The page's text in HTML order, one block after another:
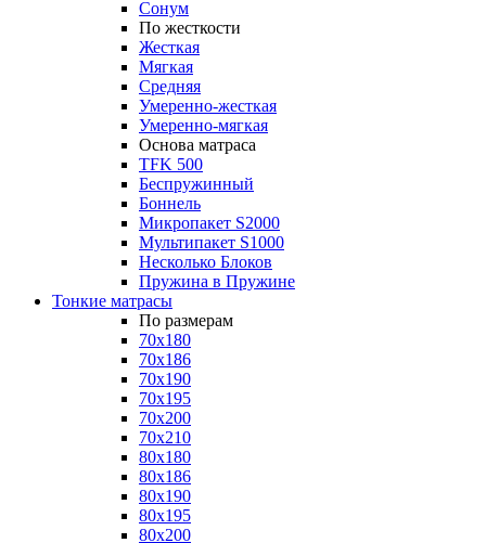
Сонум
По жесткости
Жесткая
Мягкая
Средняя
Умеренно-жесткая
Умеренно-мягкая
Основа матраса
TFK 500
Беспружинный
Боннель
Микропакет S2000
Мультипакет S1000
Несколько Блоков
Пружина в Пружине
Тонкие матрасы
По размерам
70x180
70x186
70x190
70x195
70x200
70x210
80x180
80x186
80x190
80x195
80x200